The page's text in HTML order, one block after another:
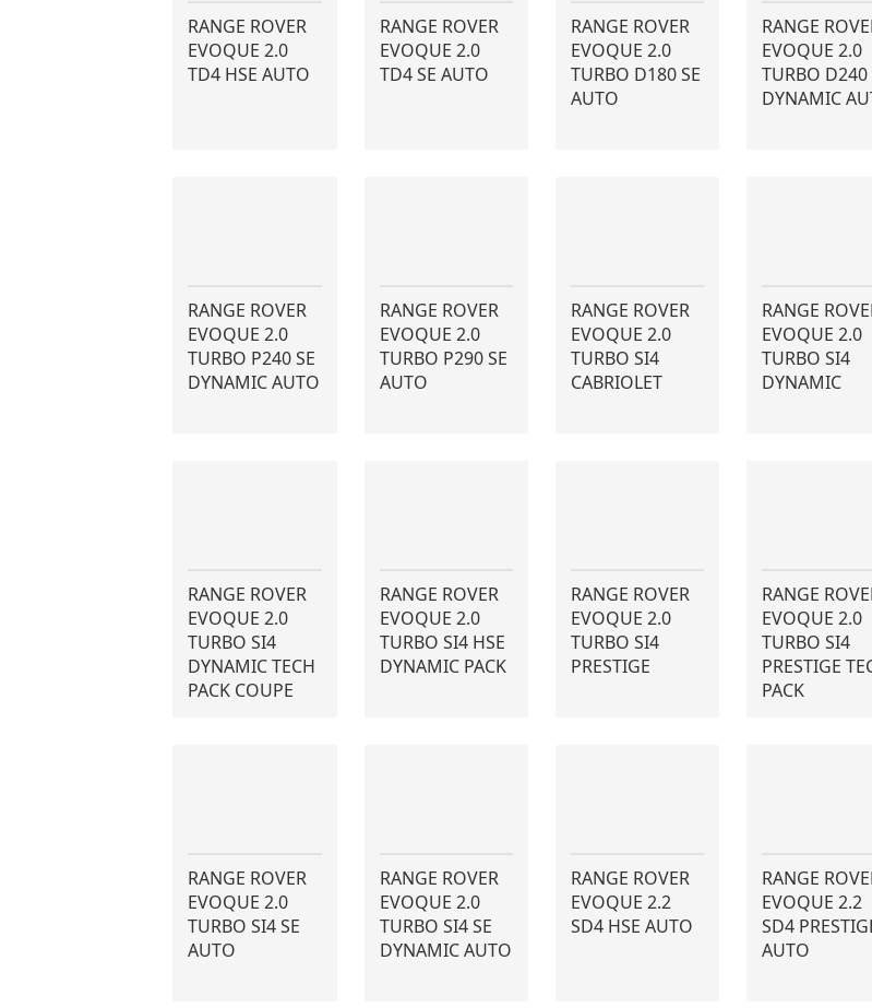
RANGE ROVER
EVOQUE 2.0
TD4 HSE AUTO
RANGE ROVER
EVOQUE 2.0
TD4 SE AUTO
RANGE ROVER
EVOQUE 2.0
TURBO D180 SE
AUTO
RANGE
EVOQUE 2.0
TURBO D240
DYNAMIC
RANGE ROVER
EVOQUE 2.0
TURBO P240 SE
DYNAMIC AUTO
RANGE ROVER
EVOQUE 2.0
TURBO P290 SE
AUTO
RANGE ROVER
EVOQUE 2.0
TURBO SI4
CABRIOLET
RANGE
EVOQUE 2.0
TURBO SI4
DYNAMIC
RANGE ROVER
EVOQUE 2.0
TURBO SI4
DYNAMIC TECH
PACK COUPE
RANGE ROVER
EVOQUE 2.0
TURBO SI4 HSE
DYNAMIC PACK
RANGE ROVER
EVOQUE 2.0
TURBO SI4
PRESTIGE
RANGE
EVOQUE 2.0
TURBO SI4
PRESTIGE
PACK
RANGE ROVER
EVOQUE 2.0
TURBO SI4 SE
AUTO
RANGE ROVER
EVOQUE 2.0
TURBO SI4 SE
DYNAMIC AUTO
RANGE ROVER
EVOQUE 2.2
SD4 HSE AUTO
RANGE
EVOQUE 2.2
SD4
AUTO